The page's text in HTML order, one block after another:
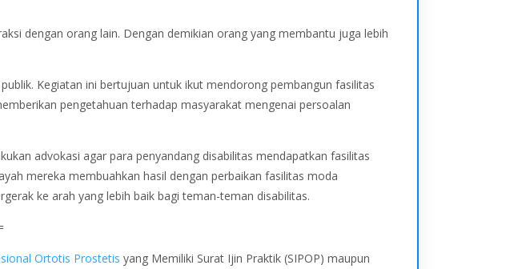
dengan orang lain. Dengan demikian orang yang membantu juga lebih
Kegiatan ini bertujuan untuk ikut mendorong pembangun fasilitas
pengetahuan terhadap masyarakat mengenai persoalan
advokasi agar para penyandang disabilitas mendapatkan fasilitas
mereka membuahkan hasil dengan perbaikan fasilitas moda
ke arah yang lebih baik bagi teman-teman disabilitas.
Ortotis Prostetis yang Memiliki Surat Ijin Praktik (SIPOP) maupun